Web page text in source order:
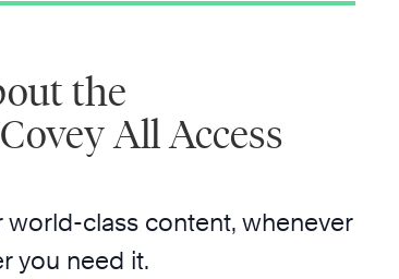
the
All Access
world-class content, whenever
you need it.